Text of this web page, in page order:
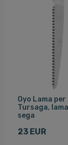
Oyo Lama per
Tursaga,
sega
23 EUR